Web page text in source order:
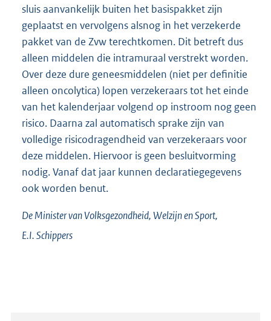
sluis aanvankelijk buiten het basispakket zijn
geplaatst en vervolgens alsnog in het verzekerde
pakket van de Zvw terechtkomen. Dit betreft dus
alleen middelen die intramuraal verstrekt worden.
Over deze dure geneesmiddelen (niet per definitie
alleen oncolytica) lopen verzekeraars tot het einde
van het kalenderjaar volgend op instroom nog geen
risico. Daarna zal automatisch sprake zijn van
volledige risicodragendheid van verzekeraars voor
deze middelen. Hiervoor is geen besluitvorming
nodig. Vanaf dat jaar kunnen declaratiegegevens
ook worden benut.
De Minister van Volksgezondheid, Welzijn en Sport,
E.I.Schippers